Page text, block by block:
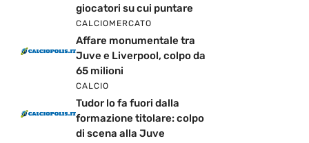
giocatori su cui puntare
CALCIOMERCATO
Affare monumentale tra
Juve e Liverpool, colpo da
65 milioni
CALCIO
Tudor lo fa fuori dalla
formazione titolare: colpo
di scena alla Juve